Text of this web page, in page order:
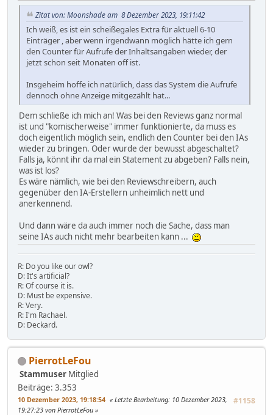
Zitat von: Moonshade am 8 Dezember 2023, 19:11:42
Ich weiß, es ist ein scheißegales Extra für aktuell 6-10
Einträger , aber wenn irgendwann möglich hätte ich gern
den Counter für Aufrufe der Inhaltsangaben wieder, der
jetzt schon seit Monaten off ist.
Insgeheim hoffe ich natürlich, dass das System die Aufrufe
dennoch ohne Anzeige mitgezählt hat...
Dem schließe ich mich an! Was bei den Reviews ganz normal
ist und "komischerweise" immer funktionierte, da muss es
doch eigentlich möglich sein, endlich den Counter bei den IAs
wieder zu bringen. Oder wurde der bewusst abgeschaltet?
Falls ja, könnt ihr da mal ein Statement zu abgeben? Falls nein,
was ist los?
Es wäre nämlich, wie bei den Reviewschreibern, auch
gegenüber den IA-Erstellern unheimlich nett und
anerkennend.
Und dann wäre da auch immer noch die Sache, dass man
seine IAs auch nicht mehr bearbeiten kann ...
R: Do you like our owl?
D: It's artificial?
R: Of course it is.
D: Must be expensive.
R: Very.
R: I'm Rachael.
D: Deckard.
PierrotLeFou
Stammuser Mitglied
Beiträge: 3.353
10 Dezember 2023, 19:18:54 #1158
Letzte Bearbeitung: 10 Dezember 2023,
19:27:23 von PierrotLeFou